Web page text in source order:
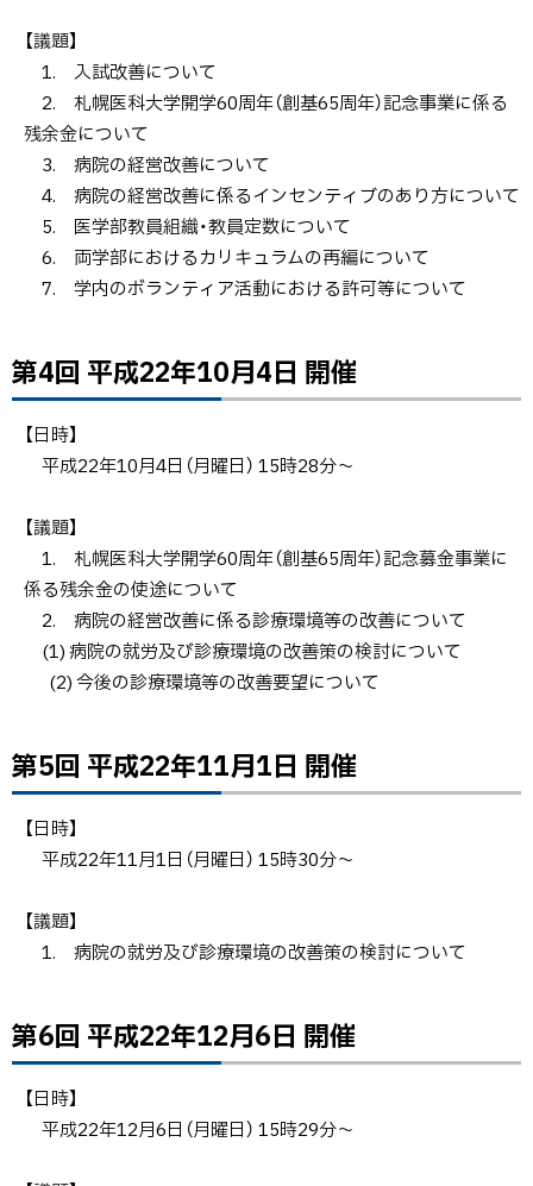
る
【議題】
1. 入試改善について
2. 札幌医科大学開学60周年（創基65周年）記念事業に係る
残余金について
3. 病院の経営改善について
4. 病院の経営改善に係るインセンティブのあり方について
5. 医学部教員組織・教員定数について
6. 両学部におけるカリキュラムの再編について
7. 学内のボランティア活動における許可等について
ト
ッ
プ
る
第4回 平成22年10月4日 開催
【日時】
平成22年10月4日（月曜日） 15時28分～
【議題】
1. 札幌医科大学開学60周年（創基65周年）記念募金事業に
係る残余金の使途について
2. 病院の経営改善に係る診療環境等の改善について
(1) 病院の就労及び診療環境の改善策の検討について
(2) 今後の診療環境等の改善要望について
ト
ッ
プ
る
第5回 平成22年11月1日 開催
【日時】
平成22年11月1日（月曜日） 15時30分～
【議題】
1. 病院の就労及び診療環境の改善策の検討について
ト
ッ
プ
第6回 平成22年12月6日 開催
【日時】
平成22年12月6日（月曜日） 15時29分～